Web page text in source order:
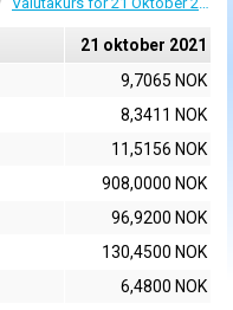
21 oktober 2021
9,7065 NOK
8,3411 NOK
11,5156 NOK
908,0000 NOK
96,9200 NOK
130,4500 NOK
6,4800 NOK